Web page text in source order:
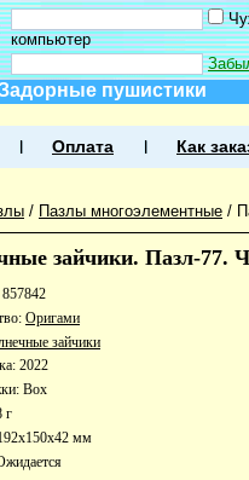
компьютер
пушистики
Оплата Как
/ Пазлы многоэлементные /
зайчики. Пазл-77.
Оригами
зайчики
2022
Box
г
мм